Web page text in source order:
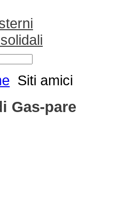
Siti amici
Gas-pare